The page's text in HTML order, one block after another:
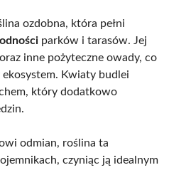
ozdobna, która pełni
parków i tarasów. Jej
oraz inne pożyteczne owady, co
Kwiaty budlei
który dodatkowo
odmian, roślina ta
czyniąc ją idealnym